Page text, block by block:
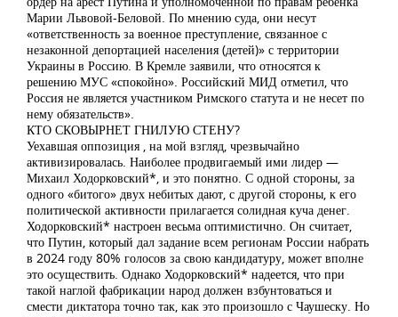
Марии Львовой-Беловой. По мнению суда, они несут
«ответственность за военное преступление, связанное с
незаконной депортацией населения (детей)» с территории
Украины в Россию. В Кремле заявили, что относятся к
решению МУС «спокойно». Российский МИД отметил, что
Россия не является участником Римского статута и не несет по
нему обязательств».
КТО СКОВЫРНЕТ ГНИЛУЮ СТЕНУ?
Уехавшая оппозиция , на мой взгляд, чрезвычайно
активизировалась. Наиболее продвигаемый ими лидер —
Михаил Ходорковский*, и это понятно. С одной стороны, за
одного «битого» двух небитых дают, с другой стороны, к его
политической активности прилагается солидная куча денег.
Ходорковский* настроен весьма оптимистично. Он считает,
что Путин, который дал задание всем регионам России набрать
в 2024 году 80% голосов за свою кандидатуру, может вполне
это осуществить. Однако Ходорковский* надеется, что при
такой наглой фабрикации народ должен взбунтоваться и
смести диктатора точно так, как это произошло с Чаушеску. Но